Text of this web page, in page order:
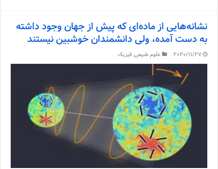
نشانه‌هایی از ماده‌ای که پیش از جهان وجود داشته
به دست آمده، ولی دانشمندان خوشبین نیستند
2020/11/27 علوم طبیعی,فیزیک